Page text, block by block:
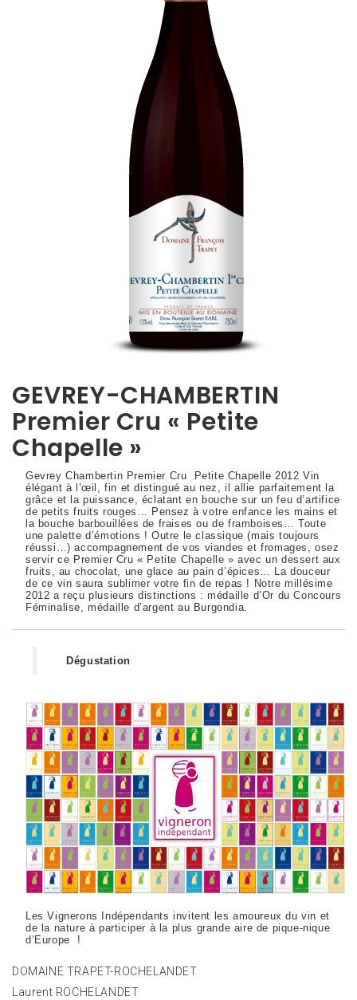
GEVREY-CHAMBERTIN
Premier Cru « Petite
Chapelle »
Gevrey Chambertin Premier Cru Petite Chapelle 2012 Vin
élégant à l’œil, fin et distingué au nez, il allie parfaitement la
grâce et la puissance, éclatant en bouche sur un feu d’artifice
de petits fruits rouges… Pensez à votre enfance les mains et
la bouche barbouillées de fraises ou de framboises… Toute
une palette d’émotions ! Outre le classique (mais toujours
réussi…) accompagnement de vos viandes et fromages, osez
servir ce Premier Cru « Petite Chapelle » avec un dessert aux
fruits, au chocolat, une glace au pain d’épices… La douceur
de ce vin saura sublimer votre fin de repas ! Notre millésime
2012 a reçu plusieurs distinctions : médaille d’Or du Concours
Féminalise, médaille d’argent au Burgondia.
Dégustation
Les Vignerons Indépendants invitent les amoureux du vin et
de la nature à participer à la plus grande aire de pique-nique
d’Europe !
DOMAINE TRAPET-ROCHELANDET
Laurent ROCHELANDET